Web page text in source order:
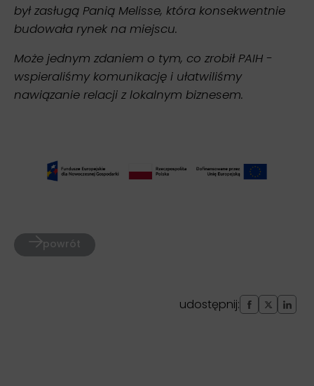
był zasługą Panią Melisse, która konsekwentnie
budowała rynek na miejscu.
Może jednym zdaniem o tym, co zrobił PAIH -
wspieraliśmy komunikację i ułatwiliśmy
nawiązanie relacji z lokalnym biznesem.
powrót
udostępnij: